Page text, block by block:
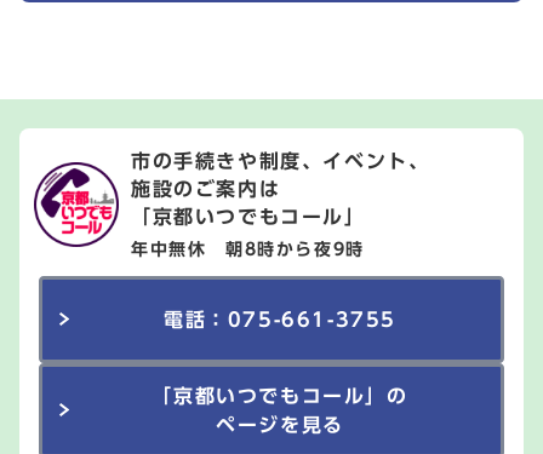
市の手続きや制度、イベント、
施設のご案内は
「京都いつでもコール」
年中無休 朝8時から夜9時
電話：075-661-3755
「京都いつでもコール」の
ページを見る